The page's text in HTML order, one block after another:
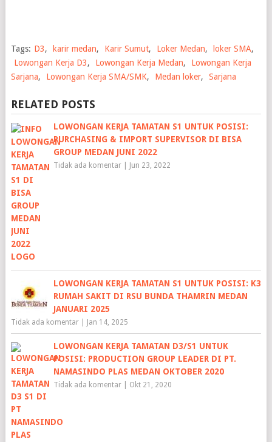
Tags: D3, karir medan, Karir Sumut, Loker Medan, loker SMA,
Lowongan Kerja D3, Lowongan Kerja Medan,
Lowongan Kerja
Sarjana, Lowongan Kerja SMA/SMK, Medan loker, Sarjana
RELATED POSTS
LOWONGAN KERJA TAMATAN S1 UNTUK POSISI:
PURCHASING & IMPORT SUPERVISOR DI BISA
GROUP MEDAN JUNI 2022
Tidak ada komentar| Jun 23, 2022
LOWONGAN KERJA TAMATAN S1 UNTUK POSISI: K3
RUMAH SAKIT DI RSU BUNDA THAMRIN MEDAN
JANUARI 2025
Tidak ada komentar| Jan 14, 2025
LOWONGAN KERJA TAMATAN D3/S1 UNTUK
POSISI: PRODUCTION GROUP LEADER DI PT.
NAMASINDO PLAS MEDAN OKTOBER 2020
Tidak ada komentar| Okt 21, 2020